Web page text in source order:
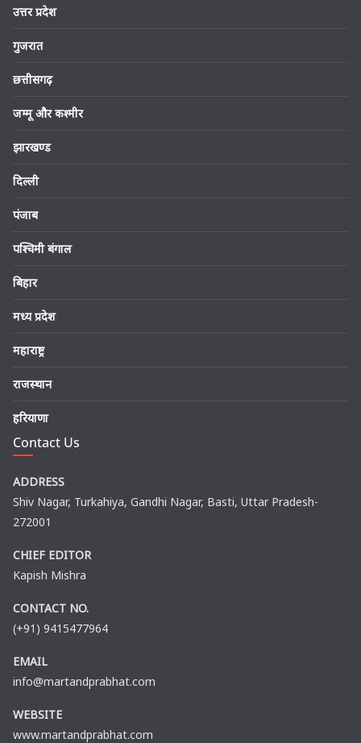
उत्तर प्रदेश
गुजरात
छत्तीसगढ़
जम्मू और कश्मीर
झारखण्ड
दिल्ली
पंजाब
पश्चिमी बंगाल
बिहार
मध्य प्रदेश
महाराष्ट्र
राजस्थान
हरियाणा
Contact Us
ADDRESS
Shiv Nagar, Turkahiya, Gandhi Nagar, Basti, Uttar Pradesh-
272001
CHIEF EDITOR
Kapish Mishra
CONTACT NO.
(+91) 9415477964
EMAIL
info@martandprabhat.com
WEBSITE
www.martandprabhat.com